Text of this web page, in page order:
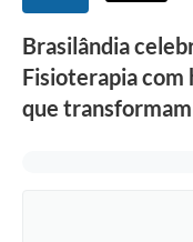
e-SIC
Tributação
Brasilândia
Fisioterapia com
que